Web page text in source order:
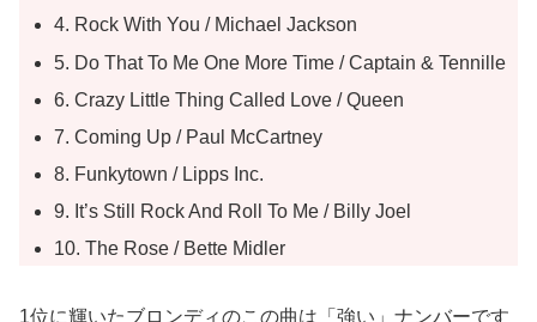
4. Rock With You / Michael Jackson
5. Do That To Me One More Time / Captain & Tennille
6. Crazy Little Thing Called Love / Queen
7. Coming Up / Paul McCartney
8. Funkytown / Lipps Inc.
9. It’s Still Rock And Roll To Me / Billy Joel
10. The Rose / Bette Midler
1位に輝いたブロンディのこの曲は「強い」ナンバーです